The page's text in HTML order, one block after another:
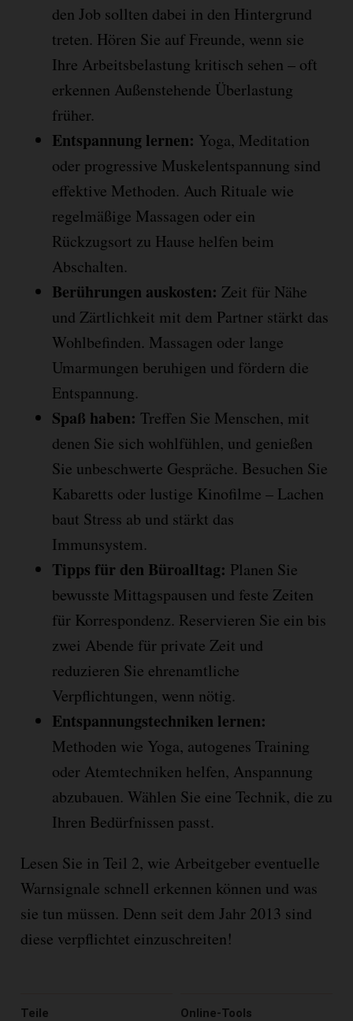
den Job sollten dabei in den Hintergrund
treten. Hören Sie auf Freunde, wenn sie
Ihre Arbeitsbelastung kritisch sehen – oft
erkennen Außenstehende Überlastung
früher.
Entspannung lernen: Yoga, Meditation
oder progressive Muskelentspannung sind
effektive Methoden. Auch Rituale wie
regelmäßige Massagen oder ein
Rückzugsort zu Hause helfen beim
Abschalten.
Berührungen auskosten: Zeit für Nähe
und Zärtlichkeit mit dem Partner stärkt das
Wohlbefinden. Massagen oder lange
Umarmungen beruhigen und fördern die
Entspannung.
Spaß haben: Treffen Sie Menschen, mit
denen Sie sich wohlfühlen, und genießen
Sie unbeschwerte Gespräche. Besuchen Sie
Kabaretts oder lustige Kinofilme – Lachen
baut Stress ab und stärkt das
Immunsystem.
Tipps für den Büroalltag: Planen Sie
bewusste Mittagspausen und feste Zeiten
für Korrespondenz. Reservieren Sie ein bis
zwei Abende für private Zeit und
reduzieren Sie ehrenamtliche
Verpflichtungen, wenn nötig.
Entspannungstechniken lernen:
Methoden wie Yoga, autogenes Training
oder Atemtechniken helfen, Anspannung
abzubauen. Wählen Sie eine Technik, die zu
Ihren Bedürfnissen passt.
Lesen Sie in Teil 2, wie Arbeitgeber eventuelle
Warnsignale schnell erkennen können und was
sie tun müssen. Denn seit dem Jahr 2013 sind
diese verpflichtet einzuschreiten!
Online-Tools
Teile